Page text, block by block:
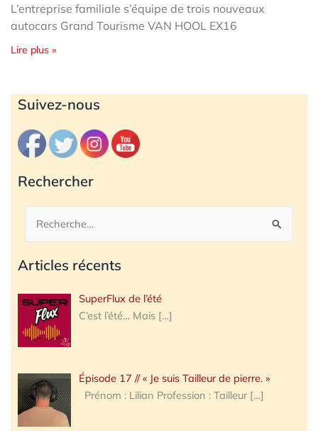
L’entreprise familiale s’équipe de trois nouveaux
autocars Grand Tourisme VAN HOOL EX16
Lire plus »
Suivez-nous
Rechercher
Rechercher :
Articles récents
SuperFlux de l’été
C’est l’été… Mais […]
Épisode 17 // « Je suis Tailleur de pierre. »
Prénom : Lilian Profession : Tailleur […]
Archives